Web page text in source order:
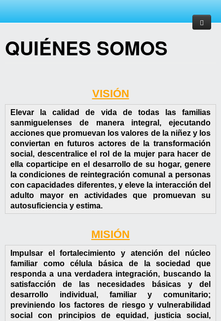
QUIÉNES SOMOS
VISIÓN
Elevar la calidad de vida de todas las familias
sanmiguelenses de manera integral, ejecutando
acciones que promuevan los valores de la niñez y los
conviertan en futuros actores de la transformación
social, descentralice el rol de la mujer para hacer de
ella coparticipe en el desarrollo de su hogar, genere
la condiciones de reintegración comunal a personas
con capacidades diferentes, y eleve la interacción del
adulto mayor en actividades que promuevan su
autosuficiencia y estima.
MISIÓN
Impulsar el fortalecimiento y atención del núcleo
familiar como célula básica de la sociedad que
responda a una verdadera integración, buscando la
satisfacción de las necesidades básicas y del
desarrollo individual, familiar y comunitario;
previniendo los factores de riesgo y vulnerabilidad
social con principios de equidad, justicia social,
Inicio
Proceso de entrega y recepción
DIF
ORGANIGRAMA
DIRECTORIO
MISIÓN
VISIÓN
VALORES
PROGRAMAS
TRANSPARENCIA
ARTICULO 8
NÓMINAS
DONATIVOS
BALANCES GENERALES
PRESUPUESTOS DIF
CHEQUES EXPEDIDOS
ESTADOS FINANCIEROS
CUENTAS PÚBLICAS
CONTÁCTANOS